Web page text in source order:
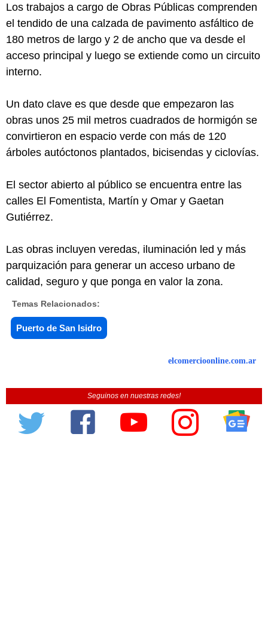
Los trabajos a cargo de Obras Públicas comprenden
el tendido de una calzada de pavimento asfáltico de
180 metros de largo y 2 de ancho que va desde el
acceso principal y luego se extiende como un circuito
interno.
Un dato clave es que desde que empezaron las
obras unos 25 mil metros cuadrados de hormigón se
convirtieron en espacio verde con más de 120
árboles autóctonos plantados, bicisendas y ciclovías.
El sector abierto al público se encuentra entre las
calles El Fomentista, Martín y Omar y Gaetan
Gutiérrez.
Las obras incluyen veredas, iluminación led y más
parquización para generar un acceso urbano de
calidad, seguro y que ponga en valor la zona.
Temas Relacionados:
Puerto de San Isidro
elcomercioonline.com.ar
Seguinos en nuestras redes!